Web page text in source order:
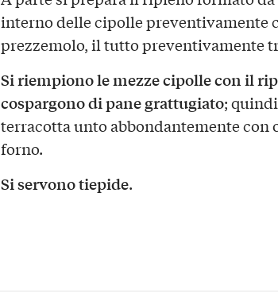
interno delle cipolle preventivamente
prezzemolo, il tutto preventivamente
Si riempiono le mezze cipolle con il
cospargono di pane grattugiato;
terracotta unto abbondantemente con
forno.
Si servono tiepide.